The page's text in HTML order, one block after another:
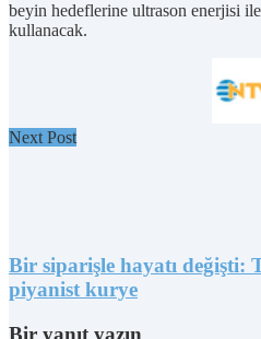
beyin hedeflerine ultrason enerjisi
kullanacak.
Next Post
Bir siparişle hayatı değişti:
piyanist kurye
Bir yanıt yazın